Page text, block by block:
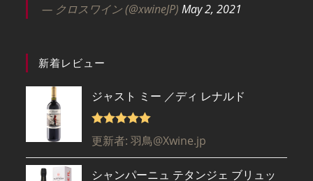
— クロスワイン (@xwineJP)May 2, 2021
新着レビュー
ジャスト ミー ／ディ レナルド
5段階で5
更新者: 羽鳥@Xwine.jp
シャンパーニュ テタンジェ ブリュッ